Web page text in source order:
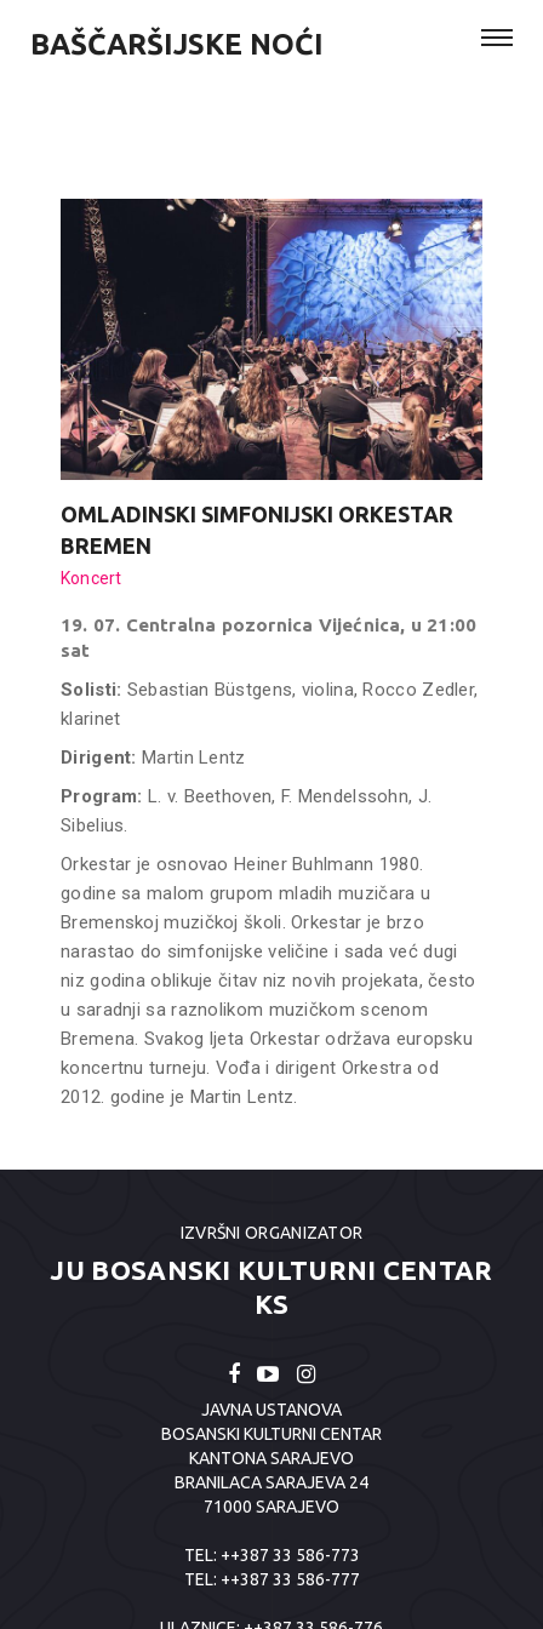
BAŠČARŠIJSKE NOĆI
OMLADINSKI SIMFONIJSKI ORKESTAR
BREMEN
Koncert
19. 07. Centralna pozornica Vijećnica, u 21:00
sat
Solisti: Sebastian Büstgens, violina, Rocco Zedler,
klarinet
Dirigent: Martin Lentz
Program: L. v. Beethoven, F. Mendelssohn, J.
Sibelius.
Orkestar je osnovao Heiner Buhlmann 1980.
godine sa malom grupom mladih muzičara u
Bremenskoj muzičkoj školi. Orkestar je brzo
narastao do simfonijske veličine i sada već dugi
niz godina oblikuje čitav niz novih projekata, često
u saradnji sa raznolikom muzičkom scenom
Bremena. Svakog ljeta Orkestar održava europsku
koncertnu turneju. Vođa i dirigent Orkestra od
2012. godine je Martin Lentz.
IZVRŠNI ORGANIZATOR
JU BOSANSKI KULTURNI CENTAR
KS
JAVNA USTANOVA
BOSANSKI KULTURNI CENTAR
KANTONA SARAJEVO
BRANILACA SARAJEVA 24
71000 SARAJEVO
TEL: ++387 33 586-773
TEL: ++387 33 586-777